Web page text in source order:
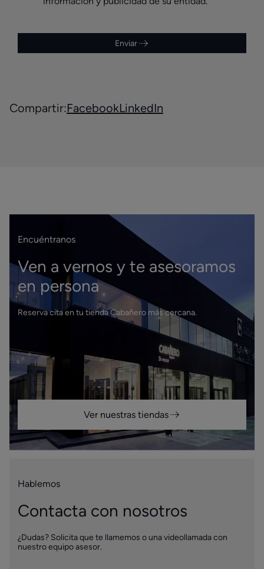
Enviar
Compartir:FacebookLinkedIn
Encuéntranos
Ven a vernos y te asesoramos
en persona
Reserva cita en tu tienda Cabañero más cercana.
Ver nuestras tiendas
Hablemos
Contacta con nosotros
¿Dudas? Solicita que te llamemos o una videollamada con
nuestro equipo asesor.